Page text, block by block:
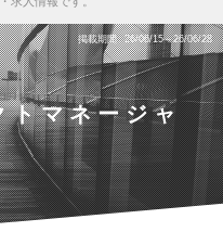
掲載期間 26/06/15～26/06/28
トマネージャ